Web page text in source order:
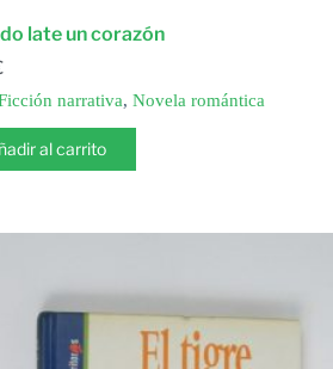
late un corazón
narrativa, Novela romántica
al carrito